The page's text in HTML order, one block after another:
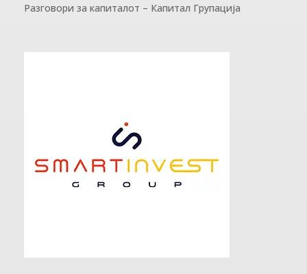
Разговори за капиталот – Капитал Групација